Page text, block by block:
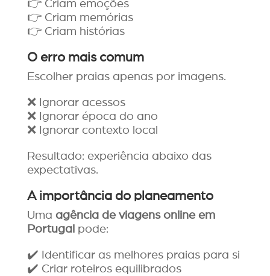
👉 Criam emoções
👉 Criam memórias
👉 Criam histórias
O erro mais comum
Escolher praias apenas por imagens.
❌ Ignorar acessos
❌ Ignorar época do ano
❌ Ignorar contexto local
Resultado: experiência abaixo das
expectativas.
A importância do planeamento
Uma agência de viagens online em
Portugal pode:
✔️ Identificar as melhores praias para si
✔️ Criar roteiros equilibrados